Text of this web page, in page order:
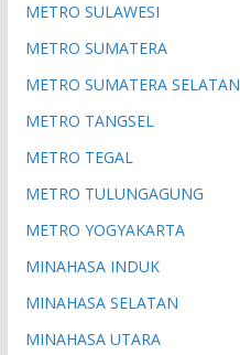
METRO SULAWESI
METRO SUMATERA
METRO SUMATERA SELATAN
METRO TANGSEL
METRO TEGAL
METRO TULUNGAGUNG
METRO YOGYAKARTA
MINAHASA INDUK
MINAHASA SELATAN
MINAHASA UTARA